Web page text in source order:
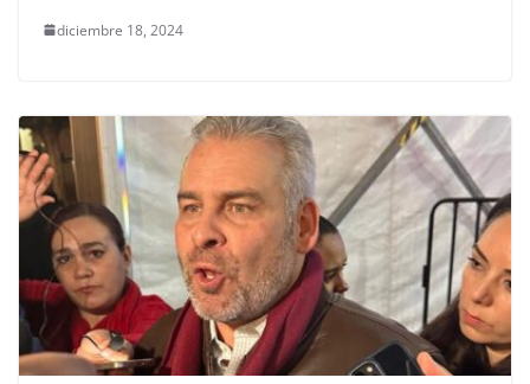
diciembre 18, 2024